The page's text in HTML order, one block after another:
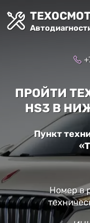
ПРОЙТИ
HS3 В
Пункт
Номер в